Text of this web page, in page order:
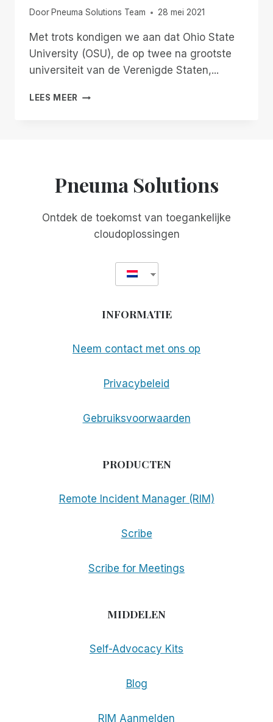
Door Pneuma Solutions Team 28 mei 2021
Met trots kondigen we aan dat Ohio State
University (OSU), de op twee na grootste
universiteit van de Verenigde Staten,...
LEES MEER OHIO
ACADEMISCHE
MET
SCRIBE
MEETINGS
Pneuma Solutions
Ontdek de toekomst van toegankelijke
cloudoplossingen
INFORMATIE
Neem contact met ons op
Privacybeleid
Gebruiksvoorwaarden
PRODUCTEN
Remote Incident Manager (RIM)
Scribe
Scribe for Meetings
MIDDELEN
Self-Advocacy Kits
Blog
RIM Aanmelden